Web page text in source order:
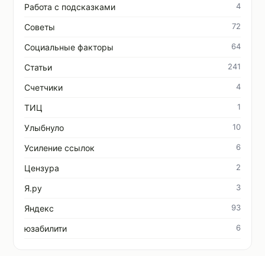
Работа с подсказками 4
Советы 72
Социальные факторы 64
Статьи 241
Счетчики 4
ТИЦ 1
Улыбнуло 10
Усиление ссылок 6
Цензура 2
Я.ру 3
Яндекс 93
юзабилити 6